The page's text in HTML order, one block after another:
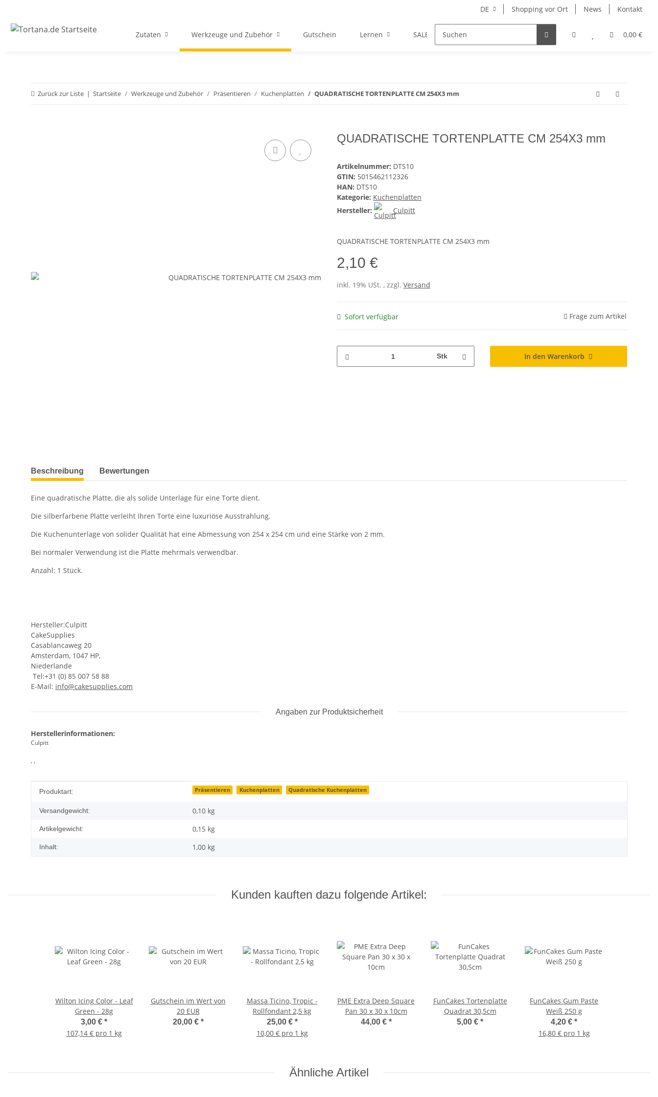
DE Shopping vor Ort News Kontakt
0,00 €
Zutaten Werkzeuge und Zubehör Gutschein Lernen SALE Hersteller
Zurück zur Liste Startseite Werkzeuge und Zubehör Präsentieren Kuchenplatten QUADRATISCHE TORTENPLATTE CM 254X3 mm
QUADRATISCHE TORTENPLATTE CM 254X3 mm
Artikelnummer: DTS10
GTIN: 5015462112326
HAN: DTS10
Kategorie: Kuchenplatten
Hersteller:
Culpitt
QUADRATISCHE TORTENPLATTE CM 254X3 mm
2,10 €
inkl. 19% USt. , zzgl. Versand
Sofort verfügbar Frage zum Artikel
Stk In den Warenkorb
weitere Registerkarten anzeigen
Beschreibung Bewertungen
Eine quadratische Platte, die als solide Unterlage für eine Torte dient.
Die silberfarbene Platte verleiht Ihren Torte eine luxuriöse Ausstrahlung.
Die Kuchenunterlage von solider Qualität hat eine Abmessung von 254 x 254 cm und eine Stärke von 2 mm.
Bei normaler Verwendung ist die Platte mehrmals verwendbar.
Anzahl: 1 Stück.
Hersteller:Culpitt
CakeSupplies
Casablancaweg 20
Amsterdam, 1047 HP,
Niederlande
Tel:+31 (0) 85 007 58 88
E-Mail: info@cakesupplies.com
Angaben zur Produktsicherheit
Herstellerinformationen:
Culpitt
, ,
Produkteigenschaft
Wert
Produktart: Präsentieren Kuchenplatten Quadratische Kuchenplatten
Versandgewicht: 0,10 kg
Artikelgewicht: 0,15 kg
Inhalt: 1,00 kg
Kunden kauften dazu folgende Artikel:
Wilton Icing Color - Leaf
Green - 28g
3,00 € *
107,14 € pro 1 kg
Gutschein im Wert von
20 EUR
20,00 € *
Massa Ticino, Tropic -
Rollfondant 2,5 kg
25,00 € *
10,00 € pro 1 kg
PME Extra Deep Square
Pan 30 x 30 x 10cm
44,00 € *
FunCakes Tortenplatte
Quadrat 30,5cm
5,00 € *
FunCakes Gum Paste
Weiß 250 g
4,20 € *
16,80 € pro 1 kg
Ähnliche Artikel